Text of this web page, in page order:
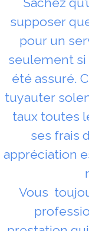
supposer
pour un
seulement si
été assuré.
tuyauter
taux toutes
ses frais
appréciation
Vous